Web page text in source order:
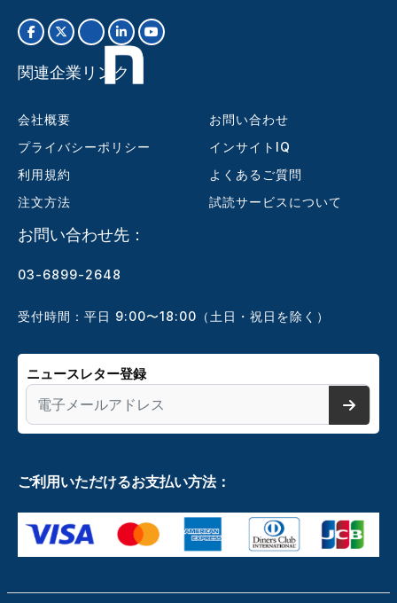
関連企業リンク
会社概要
プライバシーポリシー
利用規約
注文方法
お問い合わせ
インサイトIQ
よくあるご質問
試読サービスについて
お問い合わせ先：
03-6899-2648
受付時間：平日 9:00〜18:00（土日・祝日を除く）
ニュースレター登録
ご利用いただけるお支払い方法：